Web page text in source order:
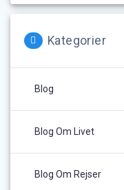
Kategorier
Blog
Blog Om Livet
Blog Om Rejser